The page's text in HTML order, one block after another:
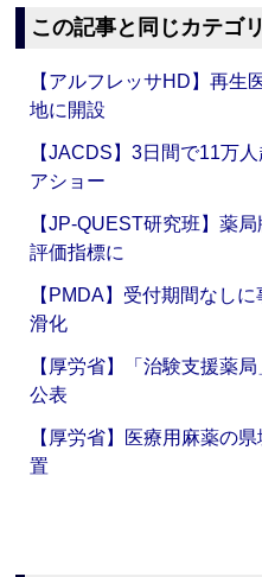
この記事と同じカテゴ
【アルフレッサHD】再生
地に開設
【JACDS】3日間で11万
アショー
【JP-QUEST研究班】薬
評価指標に
【PMDA】受付期間なし
滑化
【厚労省】「治験支援薬
公表
【厚労省】医療用麻薬の
置